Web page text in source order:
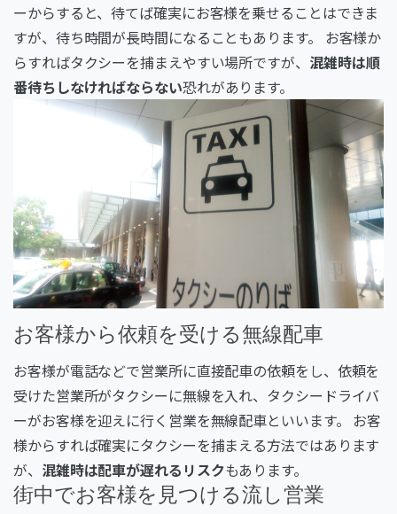
ーからすると、待てば確実にお客様を乗せることはできま
すが、待ち時間が長時間になることもあります。 お客様か
らすればタクシーを捕まえやすい場所ですが、 混雑時は順
番待ちしなければならない恐れがあります。
お客様から依頼を受ける無線配車
お客様が電話などで営業所に直接配車の依頼をし、依頼を
受けた営業所がタクシーに無線を入れ、タクシードライバ
ーがお客様を迎えに行く営業を無線配車といいます。 お客
様からすれば確実にタクシーを捕まえる方法ではあります
が、 混雑時は配車が遅れるリスクもあります。
街中でお客様を見つける流し営業